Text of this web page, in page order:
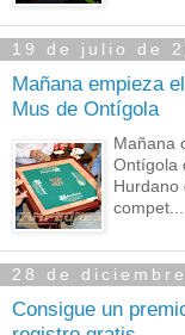
19 de julio de
Mañana empieza
Mus de Ontígola
Mañana
Ontígola
Hurdano
compet...
28 de
Consigue un